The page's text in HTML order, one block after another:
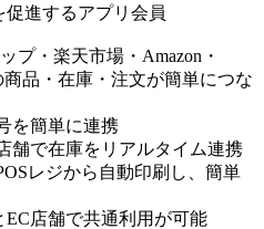
促進するアプリ会員
プ・楽天市場・Amazon・
品・在庫・注文が簡単につな
を簡単に連携
舗で在庫をリアルタイム連携
レジから自動印刷し、簡単
EC店舗で共通利用が可能